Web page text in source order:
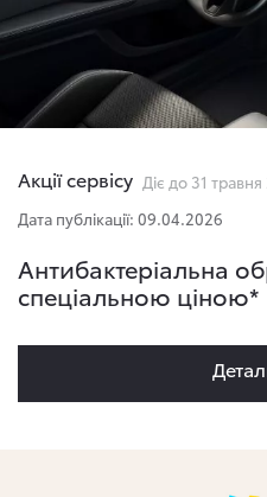
Акції сервісу Діє до 31
Дата публікації: 09.04.2026
Антибактеріальна
спеціальною ціною*